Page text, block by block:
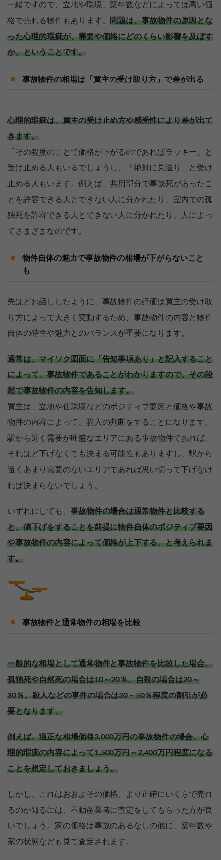
一緒ですので、立地や環境、築年数などによっては高い価
格で売れる物件もあります。 問題は、事故物件の原因とな
った心理的瑕疵が、需要や価格にどのくらい影響を及ぼす
か、ということです。
事故物件の相場は「買主の受け取り方」で差が出る
心理的瑕疵は、買主の受け止め方や感受性により差が出て
きます。
「その程度のことで価格が下がるのであればラッキー」と
受け止める人もいるでしょうし、「絶対に見送り」と受け
止める人もいます。例えば、共用部分で事故死があったこ
とを許容できる人とできない人に分かれたり、室内での孤
独死を許容できる人とできない人に分かれたり、人によっ
てさまざまなのです。
物件自体の魅力で事故物件の相場が下がらないこと
も
先ほどお話ししたように、事故物件の評価は買主の受け取
り方によって大きく変動するため、事故物件の内容と物件
自体の特性や魅力とのバランスが重要になります。
通常は、マイソク図面に「告知事項あり」と記入すること
によって、事故物件であることがわかりますので、その段
階で事故物件の内容を告知します。
買主は、立地や住環境などのポジティブ要因と価格や事故
物件の内容によって、購入の判断をすることになります。
駅から近く需要が旺盛なエリアにある事故物件であれば、
それほど下げなくても決まる可能性もありますし、駅から
遠くあまり需要のないエリアであれば思い切って下げなけ
れば決まらないでしょう。
いずれにしても、 事故物件の場合は通常物件と比較する
と、値下げをすることを前提に物件自体のポジティブ要因
や事故物件の内容によって価格が上下する、と考えられま
す。
事故物件と通常物件の相場を比較
一般的な相場として通常物件と事故物件を比較した場合、
孤独死や自然死の場合は10～20％、自殺の場合は20～
30％、殺人などの事件の場合は30～50％程度の割引が必
要となります。
例えば、適正な相場価格3,000万円の事故物件の場合、心
理的瑕疵の内容によって1,500万円～2,400万円程度になる
ことを想定しておきましょう。
しかし、これはおおよその価格。より正確にいくらで売れ
るのか知るには、不動産業者に査定をしてもらった方が良
いでしょう。家の価格は事故のあるなしの他に、築年数や
家の状態なども見て査定されます。
決めている